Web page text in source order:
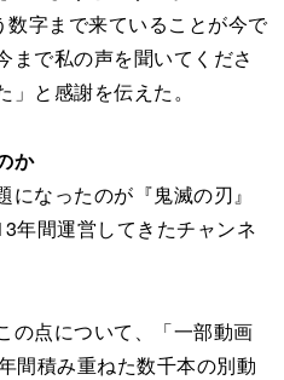
字まで来ていることが今で
まで私の声を聞いてくださ
と感謝を伝えた。
か
なったのが『鬼滅の刃』
年間運営してきたチャンネ
の点について、「一部動画
間積み重ねた数千本の別動